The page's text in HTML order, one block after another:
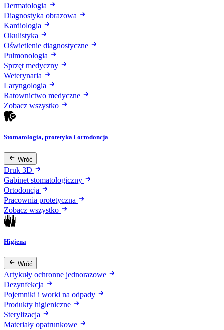
Dermatologia
Diagnostyka obrazowa
Kardiologia
Okulistyka
Oświetlenie diagnostyczne
Pulmonologia
Sprzęt medyczny
Weterynaria
Laryngologia
Ratownictwo medyczne
Zobacz wszystko
Stomatologia, protetyka i ortodoncja
Wróć
Druk 3D
Gabinet stomatologiczny
Ortodoncja
Pracownia protetyczna
Zobacz wszystko
Higiena
Wróć
Artykuły ochronne jednorazowe
Dezynfekcja
Pojemniki i worki na odpady
Produkty higieniczne
Sterylizacja
Materiały opatrunkowe